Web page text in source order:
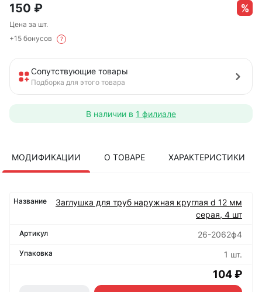
150 ₽
Цена за шт.
+15 бонусов
?
Сопутствующие товары
Подборка для этого товара
В наличии в 1 филиале
МОДИФИКАЦИИ О ТОВАРЕ ХАРАКТЕРИСТИКИ
Заглушка для труб наружная круглая d 12 мм
серая, 4 шт
26-2062ф4
1 шт.
104 ₽